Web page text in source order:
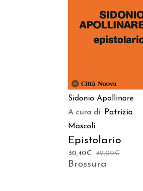
AGGIUNGI AL
CARRELLO
Sidonio Apollinare
A cura di: Patrizia
Mascoli
Epistolario
32,00€
30,40€
Brossura